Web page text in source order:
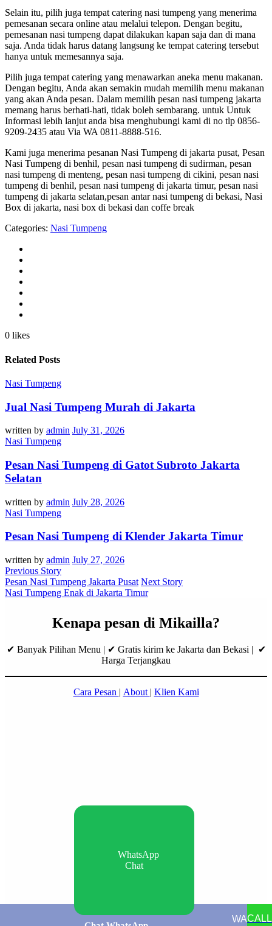
Selain itu, pilih juga tempat catering nasi tumpeng yang menerima
pemesanan secara online atau melalui telepon. Dengan begitu,
pemesanan nasi tumpeng dapat dilakukan kapan saja dan di mana
saja. Anda tidak harus datang langsung ke tempat catering tersebut
hanya untuk memesannya saja.
Pilih juga tempat catering yang menawarkan aneka menu makanan.
Dengan begitu, Anda akan semakin mudah memilih menu makanan
yang akan Anda pesan. Dalam memilih pesan nasi tumpeng jakarta
memang harus berhati-hati, tidak boleh sembarang. untuk Untuk
Informasi lebih lanjut anda bisa menghubungi kami di no tlp 0856-
9209-2435 atau Via WA 0811-8888-516.
Kami juga menerima pesanan Nasi Tumpeng di jakarta pusat, Pesan
Nasi Tumpeng di benhil, pesan nasi tumpeng di sudirman, pesan
nasi tumpeng di menteng, pesan nasi tumpeng di cikini, pesan nasi
tumpeng di benhil, pesan nasi tumpeng di jakarta timur, pesan nasi
tumpeng di jakarta selatan,pesan antar nasi tumpeng di bekasi, Nasi
Box di jakarta, nasi box di bekasi dan coffe break
Categories: Nasi Tumpeng
0 likes
Related Posts
Nasi Tumpeng
Jual Nasi Tumpeng Murah di Jakarta
written by admin July 31, 2026
Nasi Tumpeng
Pesan Nasi Tumpeng di Gatot Subroto Jakarta
Selatan
written by admin July 28, 2026
Nasi Tumpeng
Pesan Nasi Tumpeng di Klender Jakarta Timur
written by admin July 27, 2026
Previous Story
Pesan Nasi Tumpeng Jakarta Pusat Next Story
Nasi Tumpeng Enak di Jakarta Timur
Kenapa pesan di Mikailla?
✔ Banyak Pilihan Menu | ✔ Gratis kirim ke Jakarta dan Bekasi | ✔
Harga Terjangkau
Cara Pesan | About | Klien Kami
CALL
WA
WhatsApp
Chat